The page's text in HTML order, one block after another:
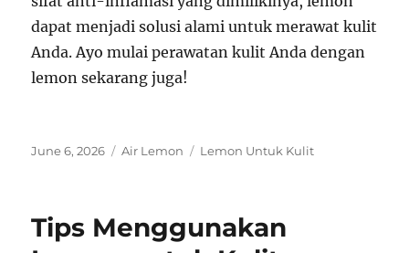
dapat menjadi solusi alami untuk merawat kulit
Anda. Ayo mulai perawatan kulit Anda dengan
lemon sekarang juga!
Posted
June 6, 2026 Categories
Air Lemon Tags
Lemon Untuk Kulit
Tips Menggunakan